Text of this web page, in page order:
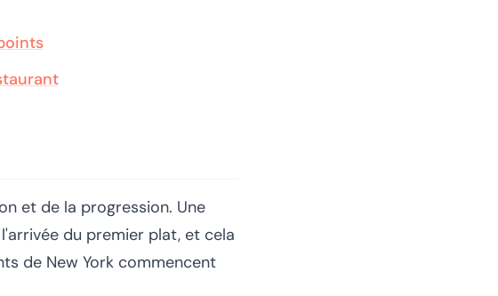
et de la progression. Une
du premier plat, et cela
de New York commencent